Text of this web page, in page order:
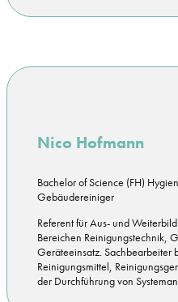
Nico Hofmann
Bachelor of Science (FH)
Gebäudereiniger
Referent für Aus- und
Bereichen Reinigungstechnik,
Geräteeinsatz. Sachbearbeiter
Reinigungsmittel,
der Durchführung von